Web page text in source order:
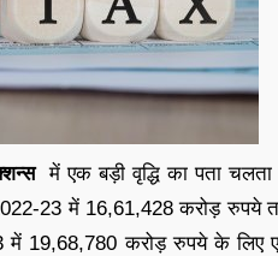
में एक बड़ी वृद्धि का पता चलता
23 में 16,61,428 करोड़ रुपये
में 19,68,780 करोड़ रुपये के लिए